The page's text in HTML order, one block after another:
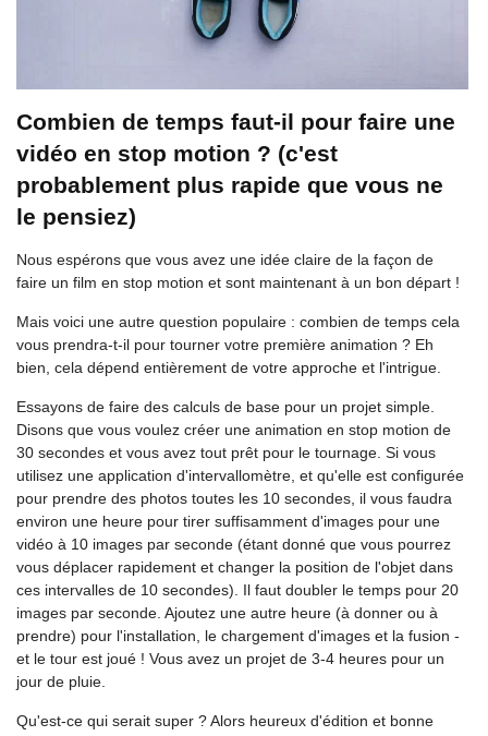
Combien de temps faut-il pour faire une
vidéo en stop motion ? (c'est
probablement plus rapide que vous ne
le pensiez)
Nous espérons que vous avez une idée claire de la façon de
faire un film en stop motion et sont maintenant à un bon départ !
Mais voici une autre question populaire : combien de temps cela
vous prendra-t-il pour tourner votre première animation ? Eh
bien, cela dépend entièrement de votre approche et l'intrigue.
Essayons de faire des calculs de base pour un projet simple.
Disons que vous voulez créer une animation en stop motion de
30 secondes et vous avez tout prêt pour le tournage. Si vous
utilisez une application d'intervallomètre, et qu'elle est configurée
pour prendre des photos toutes les 10 secondes, il vous faudra
environ une heure pour tirer suffisamment d'images pour une
vidéo à 10 images par seconde (étant donné que vous pourrez
vous déplacer rapidement et changer la position de l'objet dans
ces intervalles de 10 secondes). Il faut doubler le temps pour 20
images par seconde. Ajoutez une autre heure (à donner ou à
prendre) pour l'installation, le chargement d'images et la fusion -
et le tour est joué ! Vous avez un projet de 3-4 heures pour un
jour de pluie.
Qu'est-ce qui serait super ? Alors heureux d'édition et bonne